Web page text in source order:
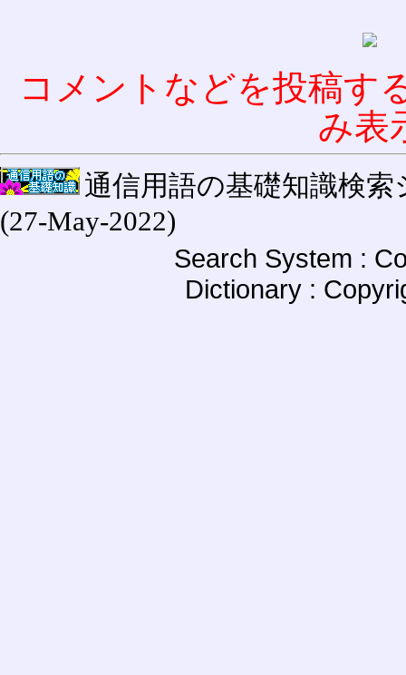
コメントなどを投稿す
み表
通信用語の基礎知識検索
(27-May-2022)
Search System :
Dictionary :